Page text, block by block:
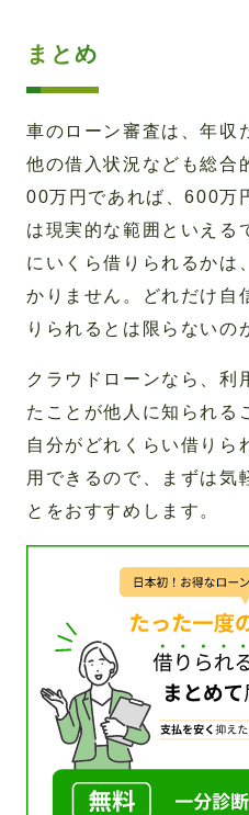
まとめ
車のローン審査は、年収
他の借入状況なども総合
00万円であれば、600万
は現実的な範囲といえる
にいくら借りられるかは
かりません。どれだけ自
りられるとは限らないの
クラウドローンなら、利
たことが他人に知られる
自分がどれくらい借りら
用できるので、まずは気
とをおすすめします。